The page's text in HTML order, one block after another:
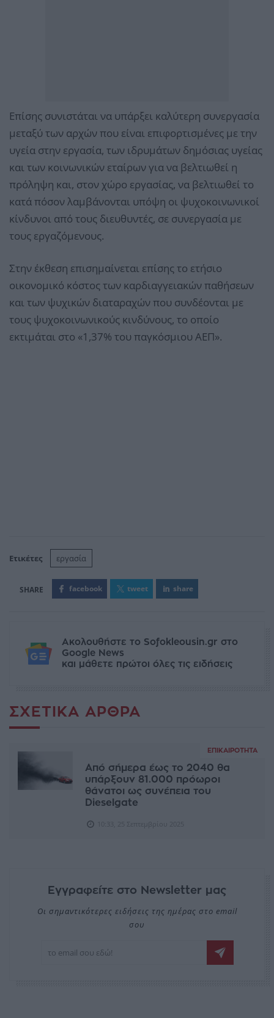
Επίσης συνιστάται να υπάρξει καλύτερη συνεργασία
μεταξύ των αρχών που είναι επιφορτισμένες με την
υγεία στην εργασία, των ιδρυμάτων δημόσιας υγείας
και των κοινωνικών εταίρων για να βελτιωθεί η
πρόληψη και, στον χώρο εργασίας, να βελτιωθεί το
κατά πόσον λαμβάνονται υπόψη οι ψυχοκοινωνικοί
κίνδυνοι από τους διευθυντές, σε συνεργασία με
τους εργαζόμενους.
Στην έκθεση επισημαίνεται επίσης το ετήσιο
οικονομικό κόστος των καρδιαγγειακών παθήσεων
και των ψυχικών διαταραχών που συνδέονται με
τους ψυχοκοινωνικούς κινδύνους, το οποίο
εκτιμάται στο «1,37% του παγκόσμιου ΑΕΠ».
Ετικέτες εργασία
facebook tweet share
Ακολουθήστε το Sofokleousin.gr στο
Google News
και μάθετε πρώτοι όλες τις ειδήσεις
ΣΧΕΤΙΚΆ ΆΡΘΡΑ
ΕΠΙΚΑΙΡΌΤΗΤΑ
Από σήμερα έως το 2040 θα
υπάρξουν 81.000 πρόωροι
θάνατοι ως συνέπεια του
Dieselgate
Εγγραφείτε στο Newsletter μας
Οι σημαντικότερες ειδήσεις της ημέρας στο email
σου